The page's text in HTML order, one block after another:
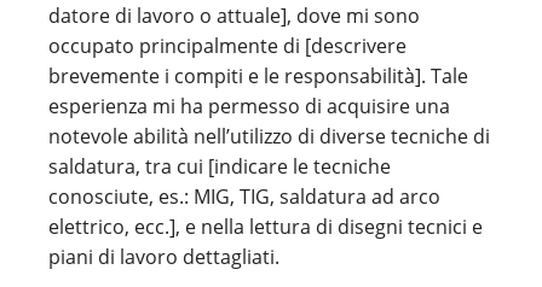
datore di lavoro o attuale], dove mi sono
occupato principalmente di [descrivere
brevemente i compiti e le responsabilità]. Tale
esperienza mi ha permesso di acquisire una
notevole abilità nell’utilizzo di diverse tecniche di
saldatura, tra cui [indicare le tecniche
conosciute, es.: MIG, TIG, saldatura ad arco
elettrico, ecc.], e nella lettura di disegni tecnici e
piani di lavoro dettagliati.